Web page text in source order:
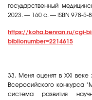
государственный
2023. — 160 с. — ISBN 978-5-
https://koha.benran.ru/cgi-
biblionumber=2214615
33. Меня оценят в XXI веке
Всеросийского конкурса
система развития